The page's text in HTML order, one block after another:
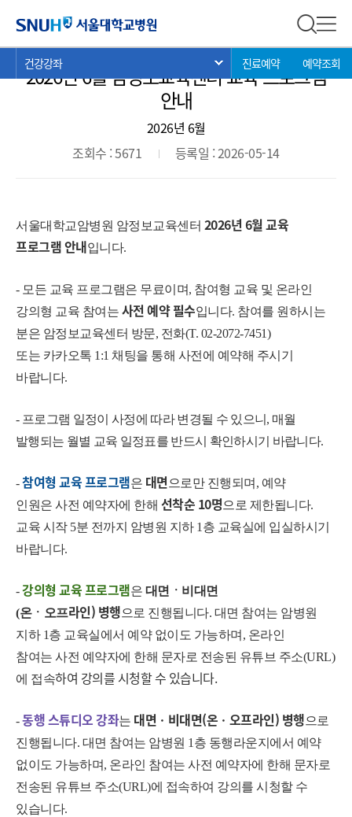
전체 검
현
재
건강강좌 서브 메뉴 목록 열기
진료예약 예약조회
강좌안내
2026년 6월 암정보교육센터 교육 프로그램
안내
2026년 6월
조회수 : 5671
등록일 : 2026-05-14
서울대학교암병원 암정보교육센터 2026년 6월 교육
프로그램 안내입니다.
- 모든 교육 프로그램은 무료이며, 참여형 교육 및 온라인
강의형 교육 참여는 사전 예약필수입니다. 참여를 원하시는
분은 암정보교육센터 방문, 전화(T. 02-2072-7451)
또는 카카오톡 1:1 채팅을 통해 사전에 예약해 주시기
바랍니다.
- 프로그램 일정이 사정에 따라 변경될 수 있으니 , 매월
발행되는 월별 교육 일정표를 반드시 확인하시기 바랍니다.
-참여형 교육 프로그램은 대면 으로만 진행되며, 예약
인원은 사전 예약자에 한해 선착순 10명으로 제한됩니다.
교육 시작 5분 전까지 암병원 지하 1층 교육실에 입실하시기
바랍니다.
-강의형 교육 프로그램은 대면ㆍ비대면
(온ㆍ오프라인) 병행으로 진행됩니다. 대면 참여는 암병원
지하 1층 교육실에서 예약 없이도 가능하며, 온라인
참여는 사전 예약자에 한해 문자로 전송된 유튜브 주소(URL)
에 접속하여 강의를 시청할 수 있습니다.
- 동행 스튜디오 강좌는 대면ㆍ비대면(온ㆍ오프라인) 병행으로
진행됩니다. 대면 참여는 암병원 1층 동행라운지 에서 예약
없이도 가능하며, 온라인 참여는 사전 예약자에 한해 문자로
전송된 유튜브 주소(URL)에 접속하여 강의를 시청할 수
있습니다.